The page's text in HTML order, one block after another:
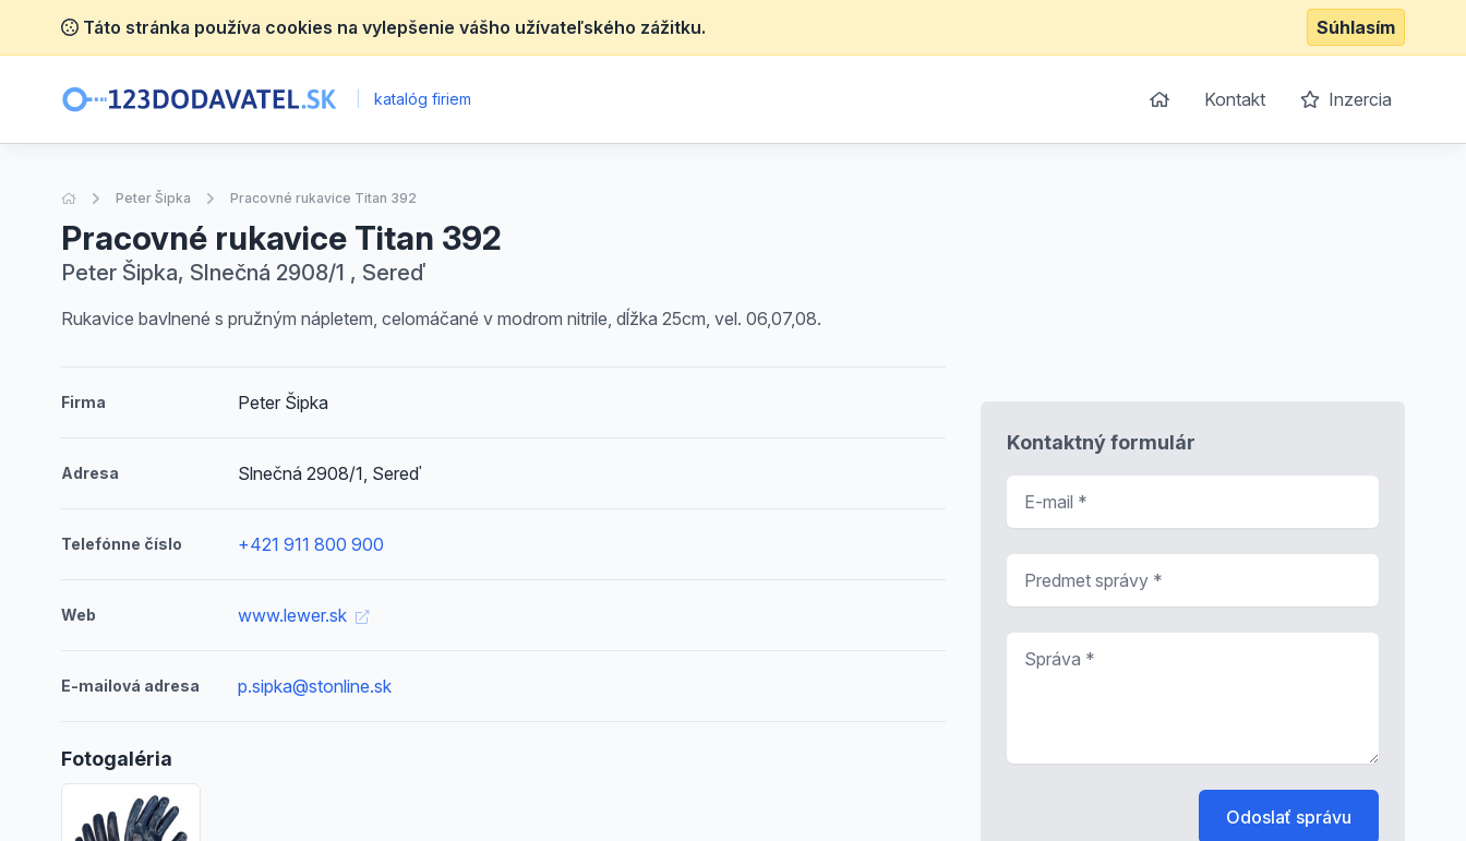
Táto stránka používa cookies na vylepšenie vášho užívateľského zážitku. Súhlasím
katalóg firiem Kontakt Inzercia
Úvodná stránka
Peter Šipka Pracovné rukavice Titan 392
Pracovné rukavice Titan 392
Peter Šipka, Slnečná 2908/1 , Sereď
Rukavice bavlnené s pružným nápletem, celomáčané v modrom nitrile, dĺžka 25cm, vel. 06,07,08.
Firma Peter Šipka
Adresa Slnečná 2908/1, Sereď
Telefónne číslo +421 911 800 900
Web www.lewer.sk
E-mailová adresa p.sipka@stonline.sk
Fotogaléria
Kontaktný formulár
Odoslať správu